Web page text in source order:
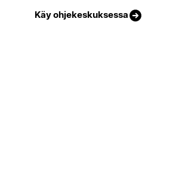
Käy ohjekeskuksessa